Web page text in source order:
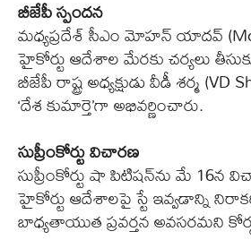
బీజేపీ స్పందన
మధ్యప్రదేశ్‌ సీఎం మోహన్‌ యాదవ్‌
హైకోర్టు ఆదేశాల మేరకు చర్యలు
బీజేపీ రాష్ట్ర అధ్యక్షుడు వీడీ శర్మ
‘దేశ కుమార్తె’గా అభివర్ణించారు.
సుప్రీంకోర్టు విచారణ
సుప్రీంకోర్టు షా పిటిషన్‌ను మే 16న
హైకోర్టు ఆదేశాలపై స్టే ఇవ్వడాన్ని
బాధ్యతాయుత ప్రవర్తన అవసరమని